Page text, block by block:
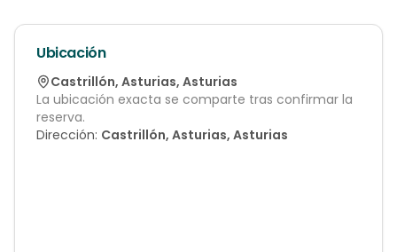
Ubicación
Castrillón, Asturias, Asturias
La ubicación exacta se comparte tras confirmar la
reserva.
Dirección: Castrillón, Asturias, Asturias